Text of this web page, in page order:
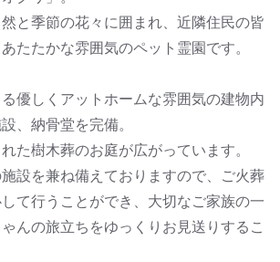
と季節の花々に囲まれ、近隣住民の皆
たたかな雰囲気のペット霊園です。
優しくアットホームな雰囲気の建物内
、納骨堂を完備。
た樹木葬のお庭が広がっています。
設を兼ね備えておりますので、ご火葬
て行うことができ、大切なご家族の一
んの旅立ちをゆっくりお見送りするこ